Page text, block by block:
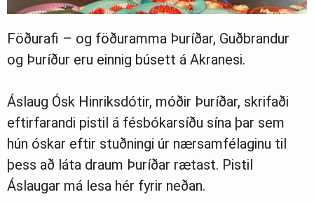
Föðurafi – og föðuramma Þuríðar, Guðbrandur
og Þuríður eru einnig búsett á Akranesi.
Áslaug Ósk Hinriksdótir, móðir Þuríðar, skrifaði
eftirfarandi pistil á fésbókarsíðu sína þar sem
hún óskar eftir stuðningi úr nærsamfélaginu til
þess að láta draum Þuríðar rætast. Pistil
Áslaugar má lesa hér fyrir neðan.